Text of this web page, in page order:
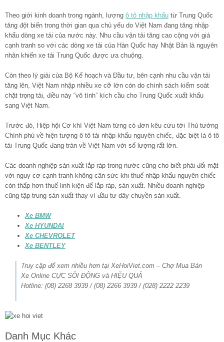
Theo giới kinh doanh trong ngành, lượng ô tô nhập khẩu từ Trung Quốc
tăng đột biến trong thời gian qua chủ yếu do Việt Nam đang tăng nhập
khẩu dòng xe tải của nước này. Nhu cầu vận tải tăng cao cộng với giá
cạnh tranh so với các dòng xe tải của Hàn Quốc hay Nhật Bản là nguyên
nhân khiến xe tải Trung Quốc được ưa chuộng.
Còn theo lý giải của Bộ Kế hoạch và Đầu tư, bên cạnh nhu cầu vận tải
tăng lên, Việt Nam nhập nhiều xe cỡ lớn còn do chính sách kiểm soát
chặt trọng tải, điều này “vô tình” kích cầu cho Trung Quốc xuất khẩu
sang Việt Nam.
Trước đó, Hiệp hội Cơ khí Việt Nam từng có đơn kêu cứu tới Thủ tướng
Chính phủ về hiện tượng ô tô tải nhập khẩu nguyên chiếc, đặc biệt là ô tô
tải Trung Quốc đang tràn về Việt Nam với số lượng rất lớn.
Các doanh nghiệp sản xuất lắp ráp trong nước cũng cho biết phải đối mặt
với nguy cơ cạnh tranh không cân sức khi thuế nhập khẩu nguyên chiếc
còn thấp hơn thuế linh kiện để lắp ráp, sản xuất. Nhiều doanh nghiệp
cũng tập trung sản xuất thay vì đầu tư dây chuyền sản xuất.
Xe BMW
Xe HYUNDAI
Xe CHEVROLET
Xe BENTLEY
Truy cập để xem nhiều hơn tại XeHoiViet.com – Chợ Mua Bán
Xe Online CỰC SÔI ĐỘNG và HIỆU QUẢ
Hotline: (08) 2268 3939 / (08) 2266 3939 / (028) 2222 2239
Danh Mục Khác